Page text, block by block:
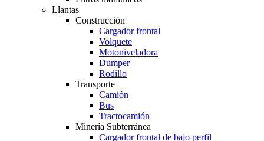
Llantas
Construcción
Cargador frontal
Volquete
Motoniveladora
Dumper
Rodillo
Transporte
Camión
Bus
Tractocamión
Minería Subterránea
Cargador frontal de bajo perfil